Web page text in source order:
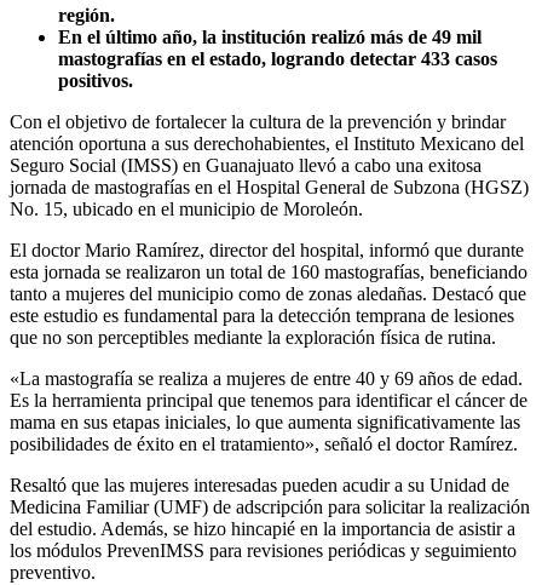
región.
En el último año, la institución realizó más de 49 mil
mastografías en el estado, logrando detectar 433 casos
positivos.
Con el objetivo de fortalecer la cultura de la prevención y brindar
atención oportuna a sus derechohabientes, el Instituto Mexicano del
Seguro Social (IMSS) en Guanajuato llevó a cabo una exitosa
jornada de mastografías en el Hospital General de Subzona (HGSZ)
No. 15, ubicado en el municipio de Moroleón.
El doctor Mario Ramírez, director del hospital, informó que durante
esta jornada se realizaron un total de 160 mastografías, beneficiando
tanto a mujeres del municipio como de zonas aledañas. Destacó que
este estudio es fundamental para la detección temprana de lesiones
que no son perceptibles mediante la exploración física de rutina.
«La mastografía se realiza a mujeres de entre 40 y 69 años de edad.
Es la herramienta principal que tenemos para identificar el cáncer de
mama en sus etapas iniciales, lo que aumenta significativamente las
posibilidades de éxito en el tratamiento», señaló el doctor Ramírez.
Resaltó que las mujeres interesadas pueden acudir a su Unidad de
Medicina Familiar (UMF) de adscripción para solicitar la realización
del estudio. Además, se hizo hincapié en la importancia de asistir a
los módulos PrevenIMSS para revisiones periódicas y seguimiento
preventivo.